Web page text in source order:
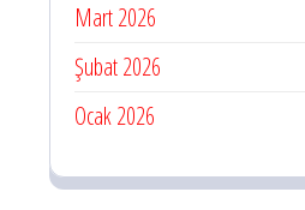
Mart 2026
Şubat 2026
Ocak 2026